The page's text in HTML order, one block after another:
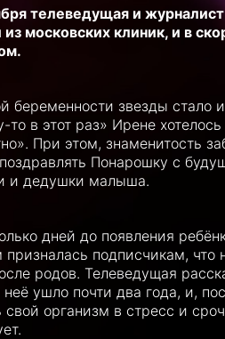
телеведущая и
из московских клиник, и в
беременности звезды стало
то в этот раз» Ирене
При этом, знаменитость
Понарошку с
и дедушки малыша.
дней до появления
призналась подписчикам,
родов. Телеведущая
ушло почти два года, и,
свой организм в стресс и